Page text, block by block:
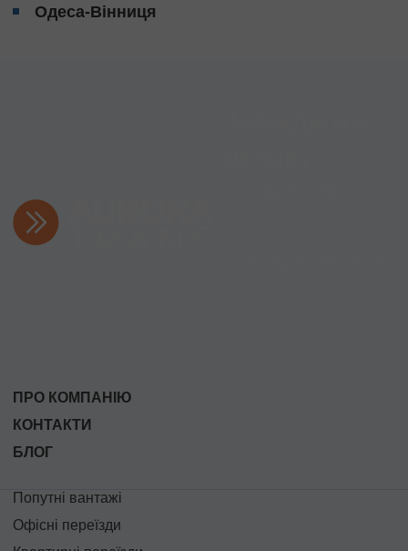
Одеса-Вінниця
ПРО КОМПАНІЮ
КОНТАКТИ
БЛОГ
Попутні вантажі
Офісні переїзди